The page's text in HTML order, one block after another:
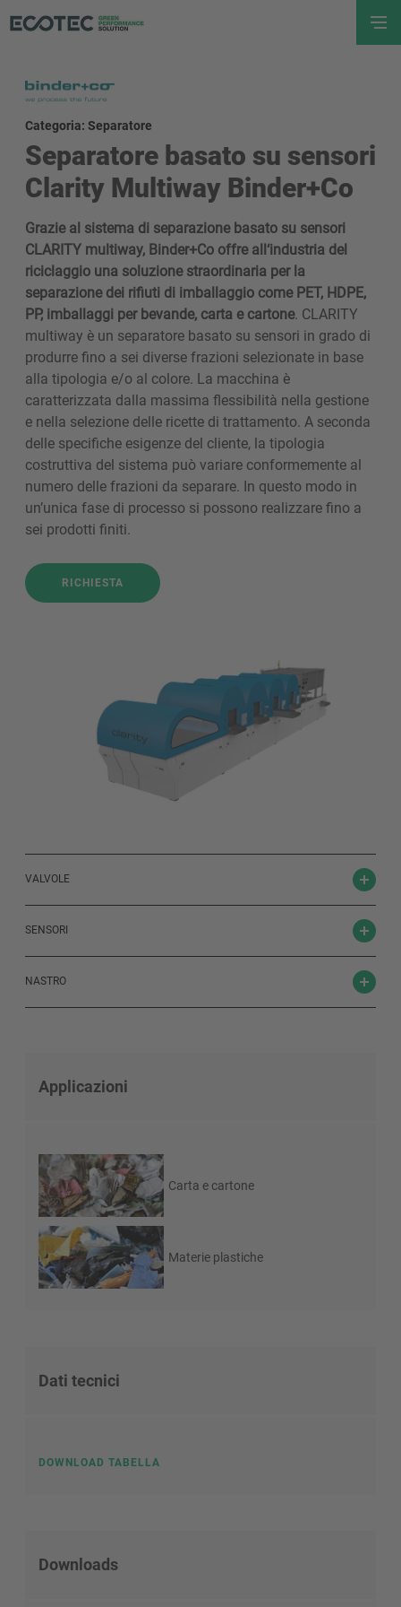
Categoria: Separatore
Separatore basato su sensori
Clarity Multiway Binder+Co
Grazie al sistema di separazione basato su sensori
CLARITY multiway, Binder+Co offre all‘industria del
riciclaggio una soluzione straordinaria per la
separazione dei rifiuti di imballaggio come PET, HDPE,
PP, imballaggi per bevande, carta e cartone. CLARITY
multiway è un separatore basato su sensori in grado di
produrre fino a sei diverse frazioni selezionate in base
alla tipologia e/o al colore. La macchina è
caratterizzata dalla massima flessibilità nella gestione
e nella selezione delle ricette di trattamento. A seconda
delle specifiche esigenze del cliente, la tipologia
costruttiva del sistema può variare conformemente al
numero delle frazioni da separare. In questo modo in
un’unica fase di processo si possono realizzare fino a
sei prodotti finiti.
RICHIESTA
VALVOLE
SENSORI
NASTRO
Applicazioni
Carta e cartone
Materie plastiche
Dati tecnici
DOWNLOAD TABELLA
Downloads